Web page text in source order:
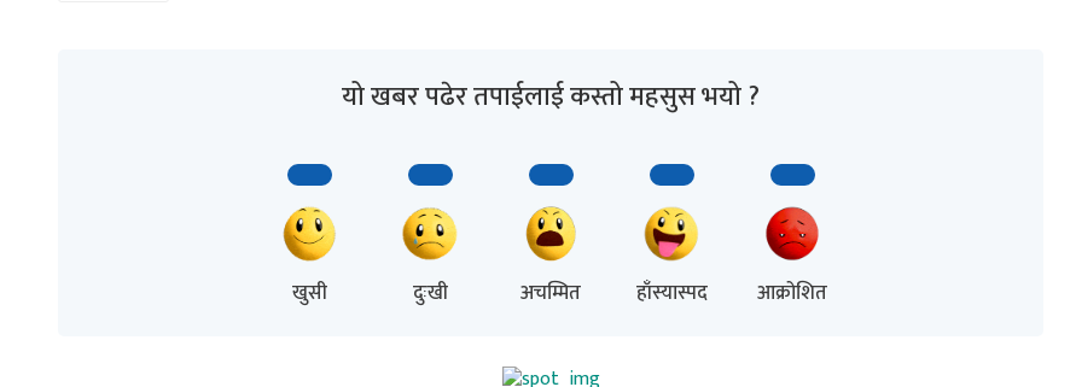
यो खबर पढेर तपाईलाई कस्तो महसुस भयो ?
खुसी दुःखी अचम्मित हाँस्यास्पद आक्रोशित